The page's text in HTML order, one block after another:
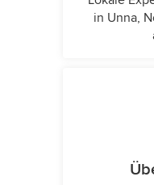
in Unna,